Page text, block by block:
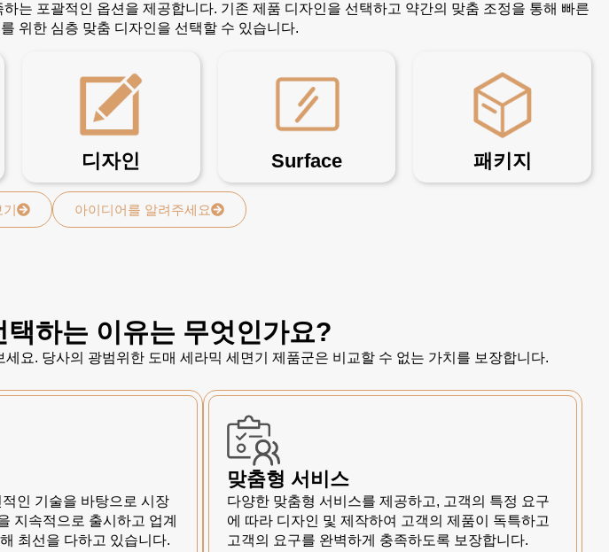
는 포괄적인 옵션을 제공합니다. 기존 제품 디자인을 선택하고 약간의 맞춤 조정을 통해 빠른
위한 심층 맞춤 디자인을 선택할 수 있습니다.
디자인 Surface 패키지
아이디어를 알려주세요
하는 이유는 무엇인가요?
요. 당사의 광범위한 도매 세라믹 세면기 제품군은 비교할 수 없는 가치를 보장합니다.
인 기술을 바탕으로 시장
지속적으로 출시하고 업계
최선을 다하고 있습니다.
맞춤형 서비스
다양한 맞춤형 서비스를 제공하고, 고객의 특정 요구
에 따라 디자인 및 제작하여 고객의 제품이 독특하고
고객의 요구를 완벽하게 충족하도록 보장합니다.